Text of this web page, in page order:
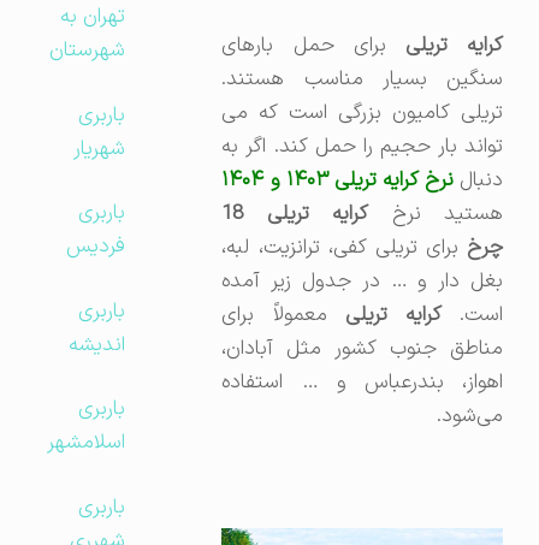
کرایه تریلیبرای حمل بارهای
سنگین بسیار مناسب هستند.
تریلی کامیون بزرگی است که می‌
تواند بار حجیم را حمل کند. اگر به
دنبالنرخ کرایه تریلی ۱۴۰۳ و ۱۴۰۴
هستید نرخ
کرایه تریلی 18
چرخبرای تریلی کفی، ترانزیت، لبه،
بغل دار و … در جدول زیر آمده
است.کرایه تریلیمعمولاً برای
مناطق جنوب کشور مثل آبادان،
اهواز، بندرعباس و … استفاده
می‌شود.
تهران به
شهرستان
باربری
شهریار
باربری
فردیس
باربری
اندیشه
باربری
اسلامشهر
باربری